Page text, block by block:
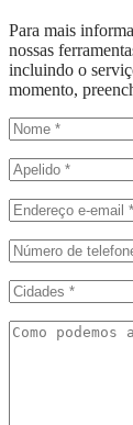
Para mais
nossas
incluindo o
momento,